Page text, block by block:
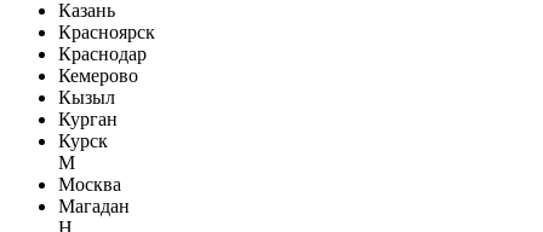
Казань
Красноярск
Краснодар
Кемерово
Кызыл
Курган
Курск
М
Москва
Магадан